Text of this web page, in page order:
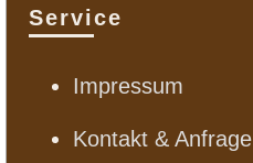
Service
Impressum
Kontakt & Anfrage